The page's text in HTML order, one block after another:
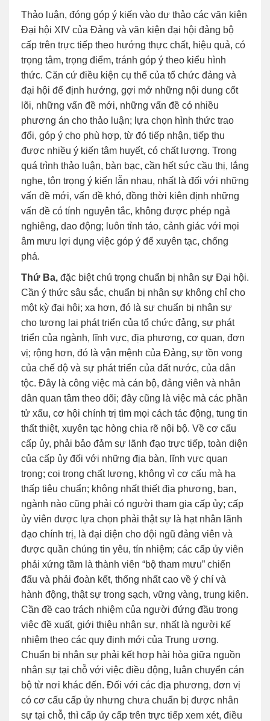
Thảo luận, đóng góp ý kiến vào dự thảo các văn kiện
Đại hội XIV của Đảng và văn kiện đại hội đảng bộ
cấp trên trực tiếp theo hướng thực chất, hiệu quả, có
trọng tâm, trọng điểm, tránh góp ý theo kiểu hình
thức. Căn cứ điều kiện cụ thể của tổ chức đảng và
đại hội để định hướng, gợi mở những nội dung cốt
lõi, những vấn đề mới, những vấn đề có nhiều
phương án cho thảo luận; lựa chọn hình thức trao
đổi, góp ý cho phù hợp, từ đó tiếp nhận, tiếp thu
được nhiều ý kiến tâm huyết, có chất lượng. Trong
quá trình thảo luận, bàn bạc, cần hết sức cầu thị, lắng
nghe, tôn trọng ý kiến lẫn nhau, nhất là đối với những
vấn đề mới, vấn đề khó, đồng thời kiên định những
vấn đề có tính nguyên tắc, không được phép ngả
nghiêng, dao động; luôn tỉnh táo, cảnh giác với mọi
âm mưu lợi dụng việc góp ý để xuyên tạc, chống
phá.
Thứ Ba, đặc biệt chú trọng chuẩn bị nhân sự Đại hội.
Cần ý thức sâu sắc, chuẩn bị nhân sự không chỉ cho
một kỳ đại hội; xa hơn, đó là sự chuẩn bị nhân sự
cho tương lai phát triển của tổ chức đảng, sự phát
triển của ngành, lĩnh vực, địa phương, cơ quan, đơn
vị; rộng hơn, đó là vận mệnh của Đảng, sự tồn vong
của chế độ và sự phát triển của đất nước, của dân
tộc. Đây là công việc mà cán bộ, đảng viên và nhân
dân quan tâm theo dõi; đây cũng là việc mà các phần
tử xấu, cơ hội chính trị tìm mọi cách tác động, tung tin
thất thiệt, xuyên tạc hòng chia rẽ nội bộ. Về cơ cấu
cấp ủy, phải bảo đảm sự lãnh đạo trực tiếp, toàn diện
của cấp ủy đối với những địa bàn, lĩnh vực quan
trọng; coi trọng chất lượng, không vì cơ cấu mà hạ
thấp tiêu chuẩn; không nhất thiết địa phương, ban,
ngành nào cũng phải có người tham gia cấp ủy; cấp
ủy viên được lựa chọn phải thật sự là hạt nhân lãnh
đạo chính trị, là đại diện cho đội ngũ đảng viên và
được quần chúng tin yêu, tín nhiệm; các cấp ủy viên
phải xứng tầm là thành viên “bộ tham mưu” chiến
đấu và phải đoàn kết, thống nhất cao về ý chí và
hành động, thật sự trong sạch, vững vàng, trung kiên.
Cần đề cao trách nhiệm của người đứng đầu trong
việc đề xuất, giới thiệu nhân sự, nhất là người kế
nhiệm theo các quy định mới của Trung ương.
Chuẩn bị nhân sự phải kết hợp hài hòa giữa nguồn
nhân sự tại chỗ với việc điều động, luân chuyển cán
bộ từ nơi khác đến. Đối với các địa phương, đơn vị
có cơ cấu cấp ủy nhưng chưa chuẩn bị được nhân
sự tại chỗ, thì cấp ủy cấp trên trực tiếp xem xét, điều